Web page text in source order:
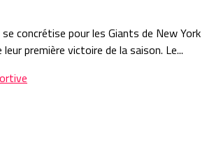
se concrétise pour les Giants de New York
leur première victoire de la saison. Le...